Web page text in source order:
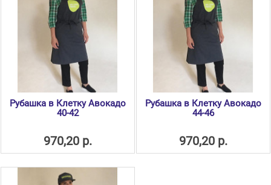
Рубашка в Клетку Авокадо
40-42
970,20 р.
Рубашка в Клетку Авокадо
44-46
970,20 р.